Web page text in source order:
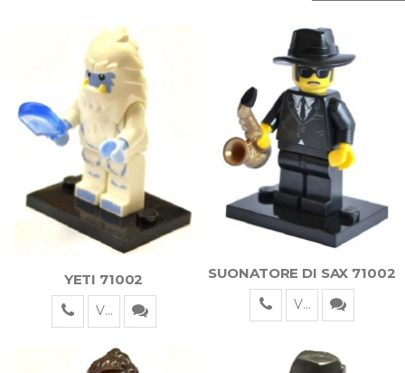
YETI 71002
Visualizza
SUONATORE DI SAX 71002
Visualizza